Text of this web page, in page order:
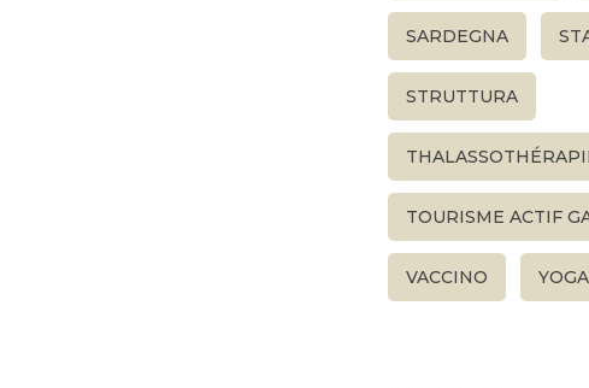
SARDEGNA
STRUTTURA
TOURISME ACTIF
VACCINO